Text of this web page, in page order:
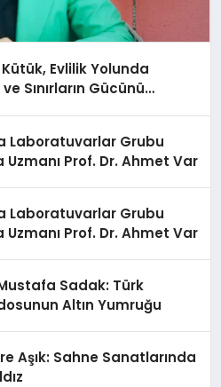
Evlilik Yolunda
Sınırların Gücünü
Laboratuvarlar Grubu
Uzmanı Prof. Dr. Ahmet Var
Laboratuvarlar Grubu
Uzmanı Prof. Dr. Ahmet Var
Sadak: Türk
Altın Yumruğu
Aşık: Sahne Sanatlarında